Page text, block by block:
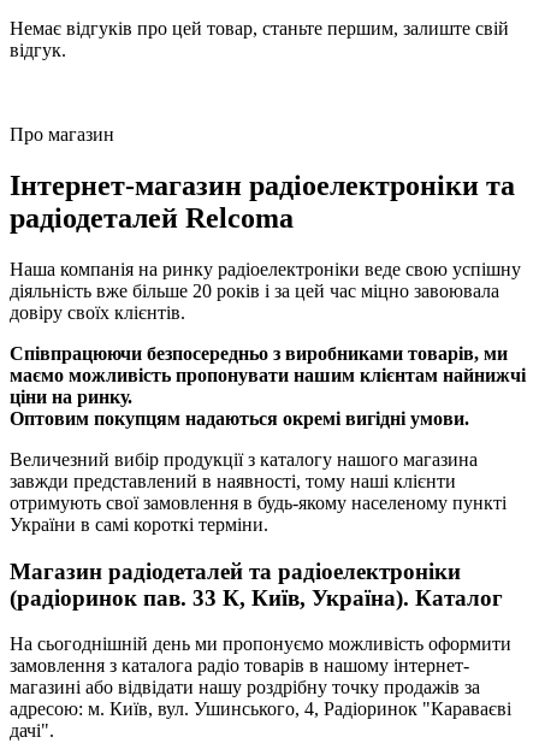
Немає відгуків про цей товар, станьте першим, залиште свій
відгук.
Про магазин
Інтернет-магазин радіоелектроніки та
радіодеталей Relcoma
Наша компанія на ринку радіоелектроніки веде свою успішну
діяльність вже більше 20 років і за цей час міцно завоювала
довіру своїх клієнтів.
Співпрацюючи безпосередньо з виробниками товарів, ми
маємо можливість пропонувати нашим клієнтам найнижчі
ціни на ринку.
Оптовим покупцям надаються окремі вигідні умови.
Величезний вибір продукції з каталогу нашого магазина
завжди представлений в наявності, тому наші клієнти
отримують свої замовлення в будь-якому населеному пункті
України в самі короткі терміни.
Магазин радіодеталей та радіоелектроніки
(радіоринок пав. 33 К, Київ, Україна). Каталог
На сьогоднішній день ми пропонуємо можливість оформити
замовлення з каталога радіо товарів в нашому інтернет-
магазині або відвідати нашу роздрібну точку продажів за
адресою: м. Київ, вул. Ушинського, 4, Радіоринок "Караваєві
дачі".